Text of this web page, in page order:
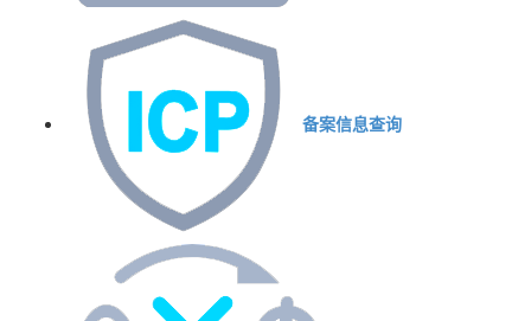
备案信息查询